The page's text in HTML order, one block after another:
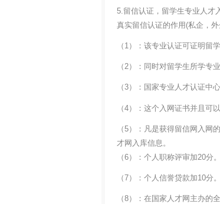
5.留信认证，留学生专业人才
真实留信认证的作用(私企，
（1）：该专业认证可证明留
（2）：同时对留学生所学专
（3）：国家专业人才认证中
（4）：这个入网证书并且可
（5）：凡是获得留信网入网
才网入库信息。
（6）：个人职称评审加20分。
（7）：个人信誉贷款加10分。
（8）：在国家人才网主办的